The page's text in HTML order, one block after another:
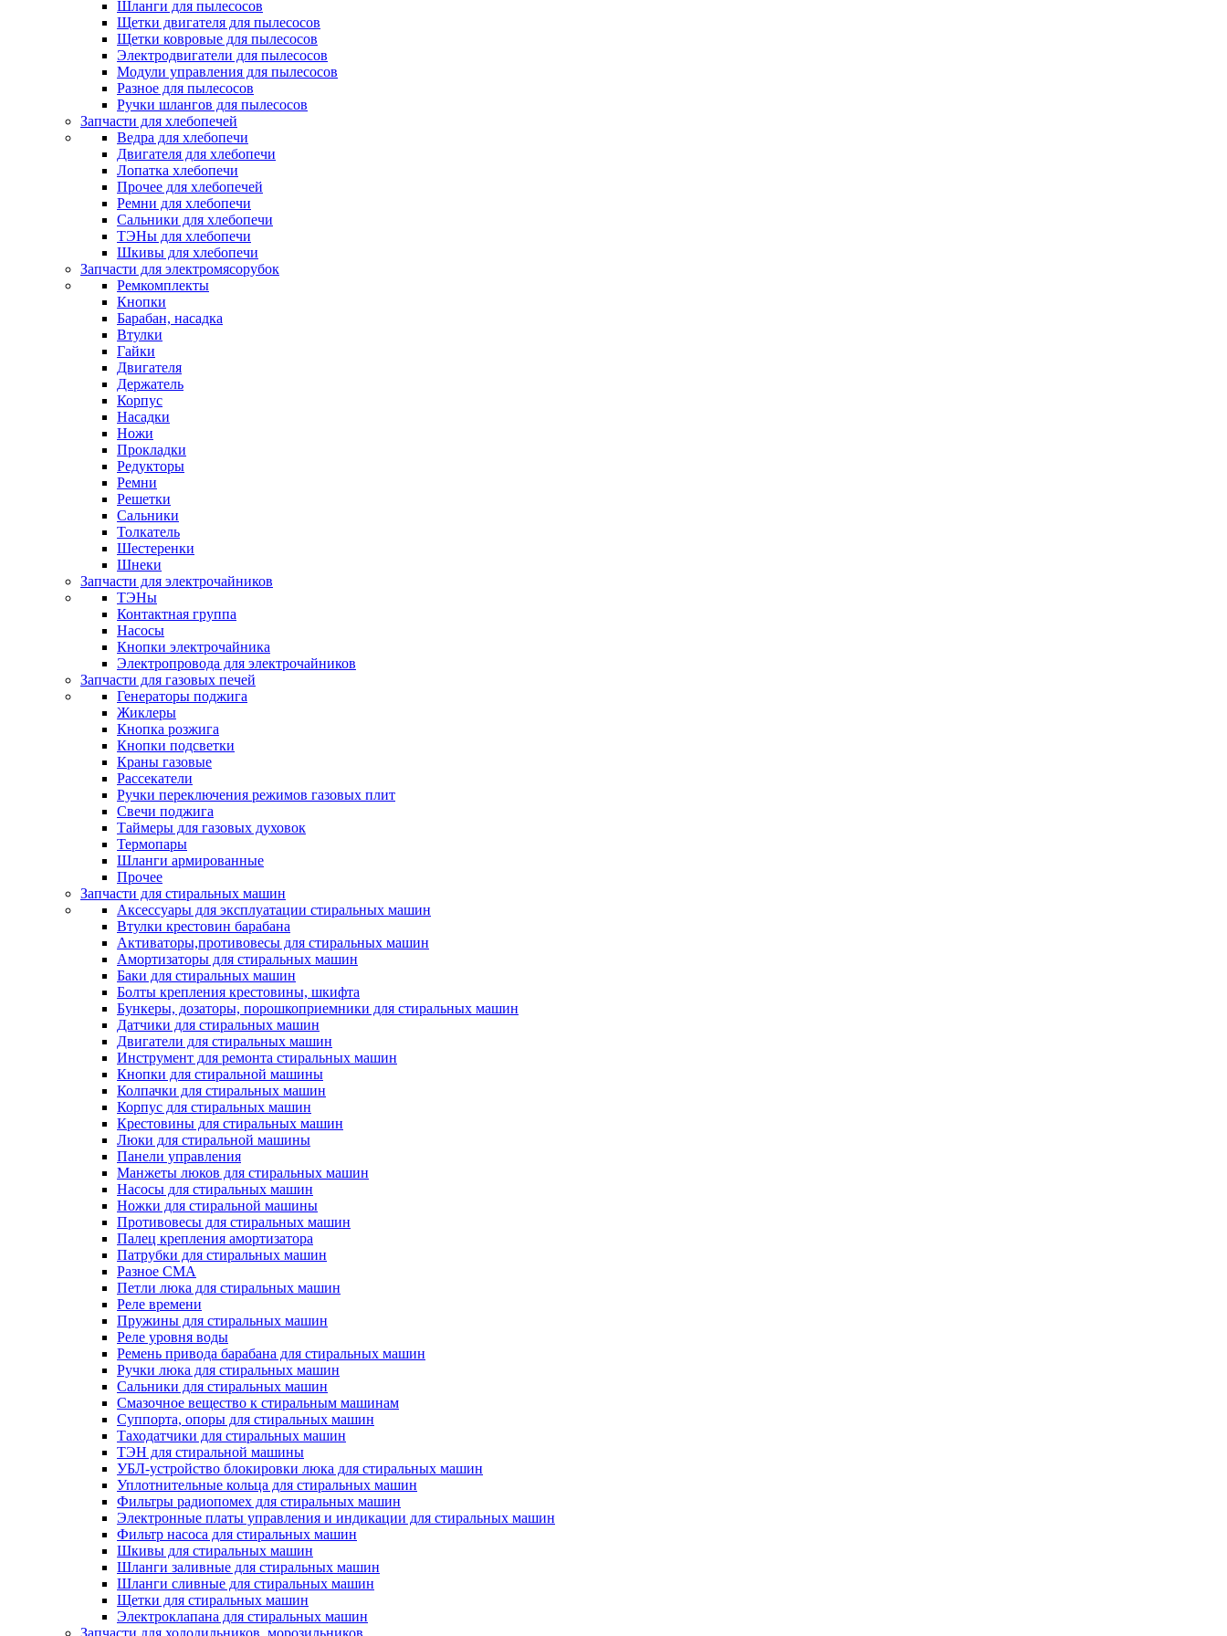
Шланги для пылесосов
Щетки двигателя для пылесосов
Щетки ковровые для пылесосов
Электродвигатели для пылесосов
Модули управления для пылесосов
Разное для пылесосов
Ручки шлангов для пылесосов
Запчасти для хлебопечей
Ведра для хлебопечи
Двигателя для хлебопечи
Лопатка хлебопечи
Прочее для хлебопечей
Ремни для хлебопечи
Сальники для хлебопечи
ТЭНы для хлебопечи
Шкивы для хлебопечи
Запчасти для электромясорубок
Ремкомплекты
Кнопки
Барабан, насадка
Втулки
Гайки
Двигателя
Держатель
Корпус
Насадки
Ножи
Прокладки
Редукторы
Ремни
Решетки
Сальники
Толкатель
Шестеренки
Шнеки
Запчасти для электрочайников
ТЭНы
Контактная группа
Насосы
Кнопки электрочайника
Электропровода для электрочайников
Запчасти для газовых печей
Генераторы поджига
Жиклеры
Кнопка розжига
Кнопки подсветки
Краны газовые
Рассекатели
Ручки переключения режимов газовых плит
Свечи поджига
Таймеры для газовых духовок
Термопары
Шланги армированные
Прочее
Запчасти для стиральных машин
Аксессуары для эксплуатации стиральных машин
Втулки крестовин барабана
Активаторы,противовесы для стиральных машин
Амортизаторы для стиральных машин
Баки для стиральных машин
Болты крепления крестовины, шкифта
Бункеры, дозаторы, порошкоприемники для стиральных машин
Датчики для стиральных машин
Двигатели для стиральных машин
Инструмент для ремонта стиральных машин
Кнопки для стиральной машины
Колпачки для стиральных машин
Корпус для стиральных машин
Крестовины для стиральных машин
Люки для стиральной машины
Панели управления
Манжеты люков для стиральных машин
Насосы для стиральных машин
Ножки для стиральной машины
Противовесы для стиральных машин
Палец крепления амортизатора
Патрубки для стиральных машин
Разное СМА
Петли люка для стиральных машин
Реле времени
Пружины для стиральных машин
Реле уровня воды
Ремень привода барабана для стиральных машин
Ручки люка для стиральных машин
Сальники для стиральных машин
Смазочное вещество к стиральным машинам
Суппорта, опоры для стиральных машин
Таходатчики для стиральных машин
ТЭН для стиральной машины
УБЛ-устройство блокировки люка для стиральных машин
Уплотнительные кольца для стиральных машин
Фильтры радиопомех для стиральных машин
Электронные платы управления и индикации для стиральных машин
Фильтр насоса для стиральных машин
Шкивы для стиральных машин
Шланги заливные для стиральных машин
Шланги сливные для стиральных машин
Щетки для стиральных машин
Электроклапана для стиральных машин
Запчасти для холодильников, морозильников